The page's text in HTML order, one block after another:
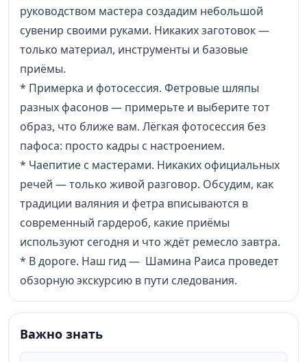
руководством мастера создадим небольшой
сувенир своими руками. Никаких заготовок —
только материал, инструменты и базовые
приёмы.
* Примерка и фотосессия. Фетровые шляпы
разных фасонов — примерьте и выберите тот
образ, что ближе вам. Лёгкая фотосессия без
пафоса: просто кадры с настроением.
* Чаепитие с мастерами. Никаких официальных
речей — только живой разговор. Обсудим, как
традиции валяния и фетра вписываются в
современный гардероб, какие приёмы
используют сегодня и что ждёт ремесло завтра.
* В дороге. Наш гид — Шамина Раиса проведет
обзорную экскурсию в пути следования.
Важно знать